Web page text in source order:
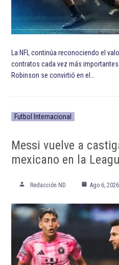
La NFL continúa reconociendo el
contratos cada vez más
Robinson se convirtió en el…
Futbol Internacional
Messi vuelve a
mexicano en la
Redacción ND Ago 6, 2026